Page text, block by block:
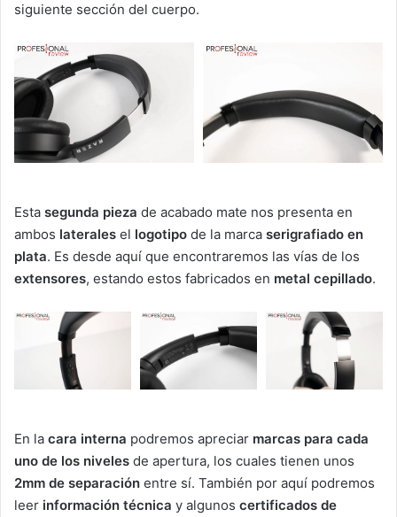
siguiente sección del cuerpo.
Esta segunda pieza de acabado mate nos presenta en
ambos laterales el logotipo de la marca serigrafiado en
plata. Es desde aquí que encontraremos las vías de los
extensores, estando estos fabricados en metal cepillado.
En la cara interna podremos apreciar marcas para cada
uno de los niveles de apertura, los cuales tienen unos
2mm de separación entre sí. También por aquí podremos
leer información técnica y algunos certificados de